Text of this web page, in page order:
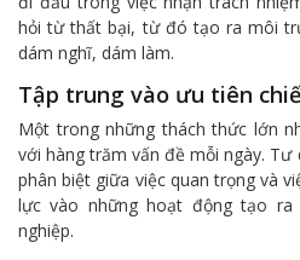
hỏi từ thất bại, từ đó tạo ra môi
dám nghĩ, dám làm.
Tập trung vào ưu tiên
Một trong những thách thức lớn
với hàng trăm vấn đề mỗi ngày.
phân biệt giữa việc quan trọng và
lực vào những hoạt động tạo
nghiệp.